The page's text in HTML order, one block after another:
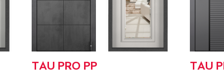
TAU PRO PP TAU